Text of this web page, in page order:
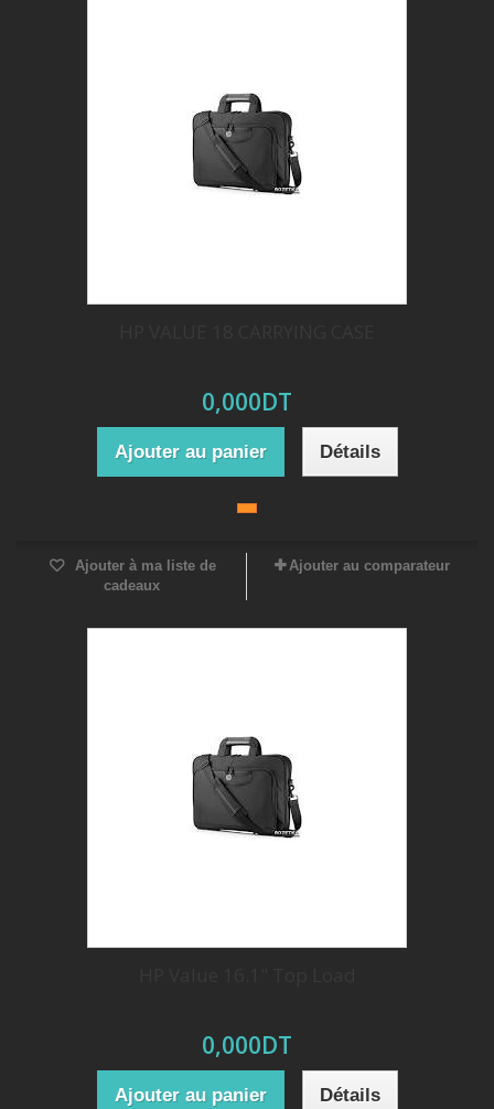
0,000DT
Ajouter au panier Détails
Ajouter à ma liste de
cadeaux
Ajouter au comparateur
0,000DT
Ajouter au panier Détails